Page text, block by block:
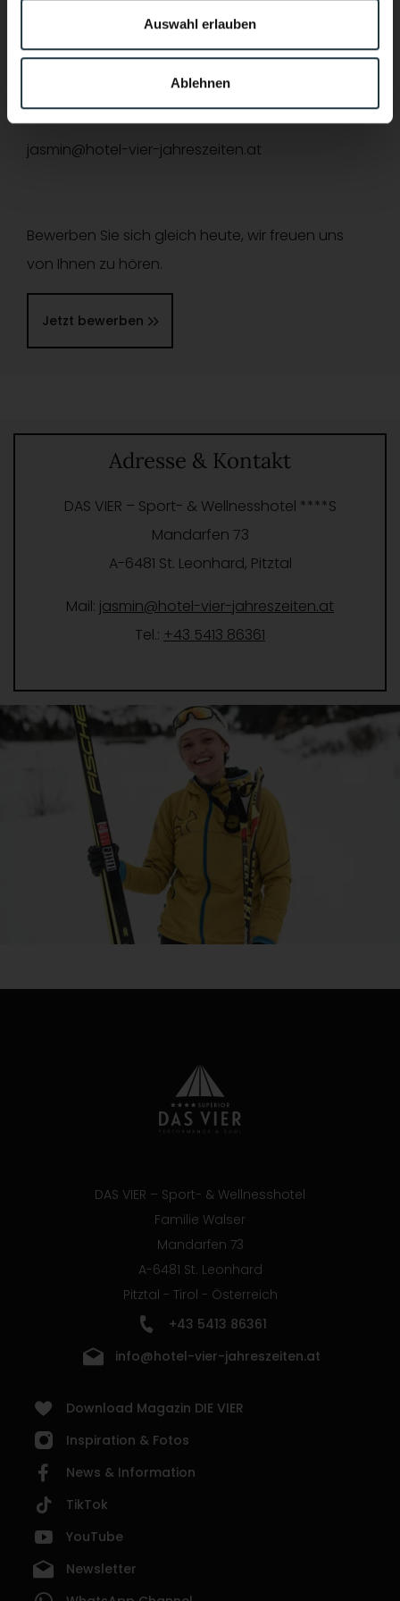
Auswahl erlauben
Ablehnen
CHEF DE RANG
CHEF DE PARTIE
Für mehr Infos zur genauen Stellenbeschreibung:
jasmin@hotel-vier-jahreszeiten.at
Bewerben Sie sich gleich heute, wir freuen uns
von Ihnen zu hören.
Jetzt bewerben
Adresse & Kontakt
DAS VIER – Sport- & Wellnesshotel ****S
Mandarfen 73
A-6481 St. Leonhard, Pitztal
Mail: jasmin@hotel-vier-jahreszeiten.at
Tel.: +43 5413 86361
DAS VIER – Sport- & Wellnesshotel
Familie Walser
Mandarfen 73
A-6481 St. Leonhard
Pitztal - Tirol - Österreich
+43 5413 86361
info@hotel-vier-jahreszeiten.at
Download Magazin DIE VIER
Inspiration & Fotos
News & Information
TikTok
YouTube
Newsletter